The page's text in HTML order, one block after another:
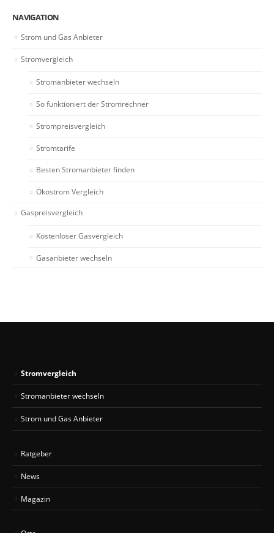
NAVIGATION
Strom und Gas Anbieter
Stromvergleich
Stromanbieter wechseln
So funktioniert der Stromrechner
Strompreisvergleich
Stromtarife
Besten Stromanbieter finden
Ökostrom Vergleich
Gaspreisvergleich
Kostenloser Gasvergleich
Gasanbieter wechseln
Stromvergleich
Stromanbieter wechseln
Strom und Gas Anbieter
Ratgeber
News
Magazin